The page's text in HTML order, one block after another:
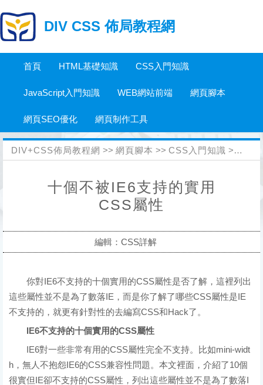
DIV CSS 佈局教程網
首頁 HTML基礎知識 CSS入門知識
JavaScript入門知識 WEB網站前端 網頁腳本
網頁SEO優化 網頁制作工具
DIV+CSS佈局教程網 >> 網頁腳本 >> CSS入門知識 >>
十個不被IE6支持的實用
CSS屬性
編輯：CSS詳解
你對IE6不支持的十個實用的CSS屬性是否了解，這裡列出
這些屬性並不是為了數落IE，而是你了解了哪些CSS屬性是IE
不支持的，就更有針對性的去編寫CSS和Hack了。
IE6不支持的十個實用的CSS屬性
IE6對一些非常有用的CSS屬性完全不支持。比如mini-widt
h，無人不抱怨IE6的CSS兼容性問題。本文裡面，介紹了10個
很實但IE卻不支持的CSS屬性，列出這些屬性並不是為了數落I